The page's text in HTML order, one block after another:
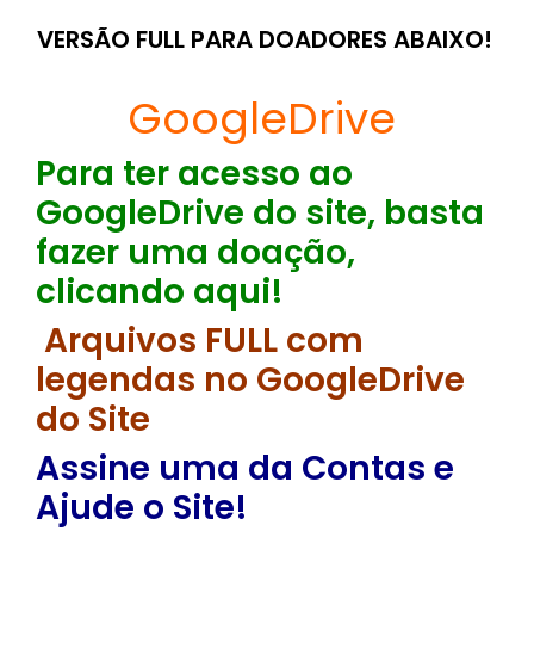
VERSÃO FULL PARA DOADORES ABAIXO!
GoogleDrive
Para ter acesso ao
GoogleDrive do site, basta
fazer uma doação,
clicando aqui!
Arquivos FULL com
legendas no GoogleDrive
do Site
Assine uma da Contas e
Ajude o Site!